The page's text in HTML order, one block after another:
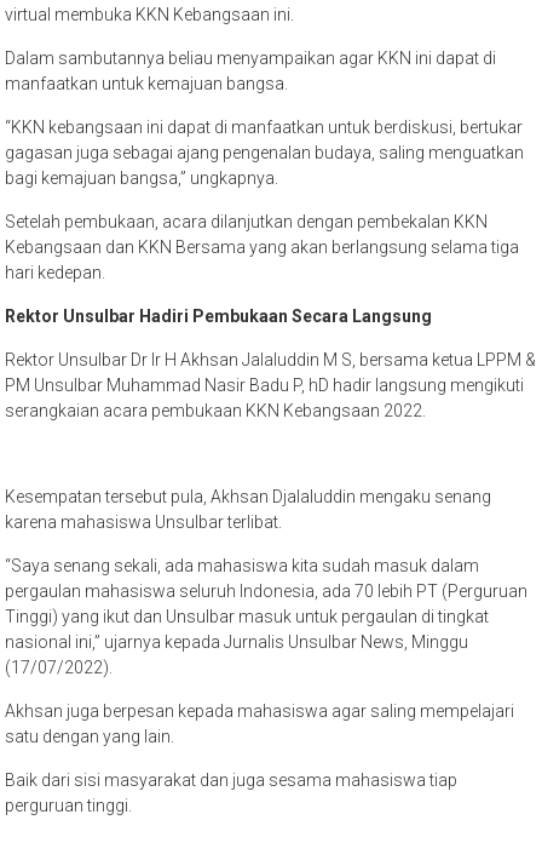
virtual membuka KKN Kebangsaan ini.
Dalam sambutannya beliau menyampaikan agar KKN ini dapat di
manfaatkan untuk kemajuan bangsa.
“KKN kebangsaan ini dapat di manfaatkan untuk berdiskusi, bertukar
gagasan juga sebagai ajang pengenalan budaya, saling menguatkan
bagi kemajuan bangsa,” ungkapnya.
Setelah pembukaan, acara dilanjutkan dengan pembekalan KKN
Kebangsaan dan KKN Bersama yang akan berlangsung selama tiga
hari kedepan.
Rektor Unsulbar Hadiri Pembukaan Secara Langsung
Rektor Unsulbar Dr Ir H Akhsan Jalaluddin M S, bersama ketua LPPM &
PM Unsulbar Muhammad Nasir Badu P, hD hadir langsung mengikuti
serangkaian acara pembukaan KKN Kebangsaan 2022.
Kesempatan tersebut pula, Akhsan Djalaluddin mengaku senang
karena mahasiswa Unsulbar terlibat.
“Saya senang sekali, ada mahasiswa kita sudah masuk dalam
pergaulan mahasiswa seluruh Indonesia, ada 70 lebih PT (Perguruan
Tinggi) yang ikut dan Unsulbar masuk untuk pergaulan di tingkat
nasional ini,” ujarnya kepada Jurnalis Unsulbar News, Minggu
(17/07/2022).
Akhsan juga berpesan kepada mahasiswa agar saling mempelajari
satu dengan yang lain.
Baik dari sisi masyarakat dan juga sesama mahasiswa tiap
perguruan tinggi.